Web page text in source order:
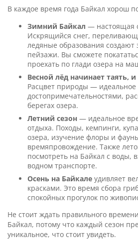
В каждое время года Байкал хорош
Зимний Байкал — настоящая
Искрящийся снег,
ледяные образования
пейзажи. Вы сможете
проехать по глади озера на
Весной лёд начинает таять,
Расцвет природы —
достопримечательностями,
берегах озера.
Летний сезон — идеальное
отдыха. Походы, кемпинги,
озера, изучение флоры и
времяпровождение. Также
посмотреть на Байкал с воды,
водном транспорте.
Осень на Байкале удивляет
красками. Это время сбора
спокойных прогулок по
Не стоит ждать правильного
Байкал, потому что каждый сезон
уникальное, что стоит увидеть.